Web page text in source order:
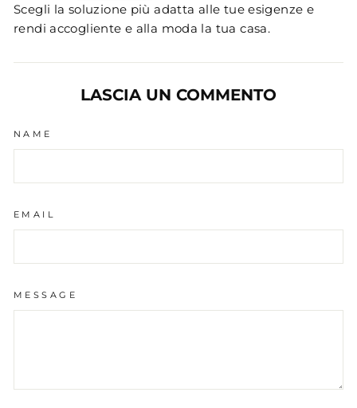
Scegli la soluzione più adatta alle tue esigenze e
rendi accogliente e alla moda la tua casa.
LASCIA UN COMMENTO
NAME
EMAIL
MESSAGE